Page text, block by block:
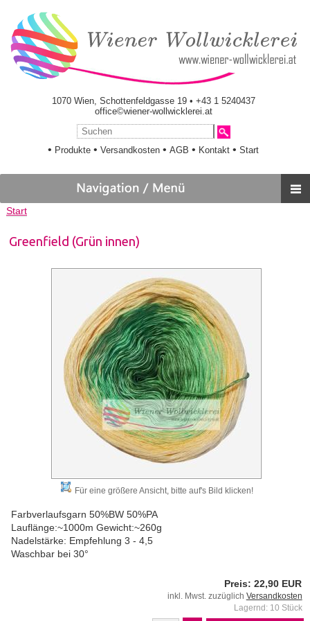
1070 Wien, Schottenfeldgasse 19 • +43 1 5240437
office©wiener-wollwicklerei.at
• Produkte •Versandkosten •AGB • Kontakt •Start
Start
Greenfield (Grün innen)
Für eine größere Ansicht, bitte auf's Bild klicken!
Farbverlaufsgarn 50%BW 50%PA
Lauflänge:~1000m Gewicht:~260g
Nadelstärke: Empfehlung 3 - 4,5
Waschbar bei 30°
Preis: 22,90 EUR
inkl. Mwst. zuzüglich Versandkosten
Lagernd: 10 Stück